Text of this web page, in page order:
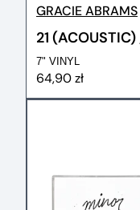
GRACIE ABRAMS
21
7" VINYL
64,90 zł